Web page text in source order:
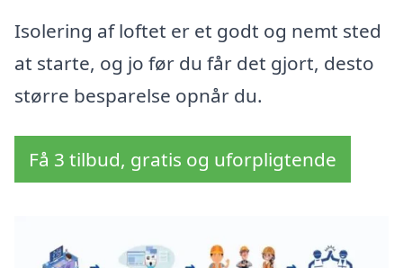
Isolering af loftet er et godt og nemt sted
at starte, og jo før du får det gjort, desto
større besparelse opnår du.
Få 3 tilbud, gratis og uforpligtende